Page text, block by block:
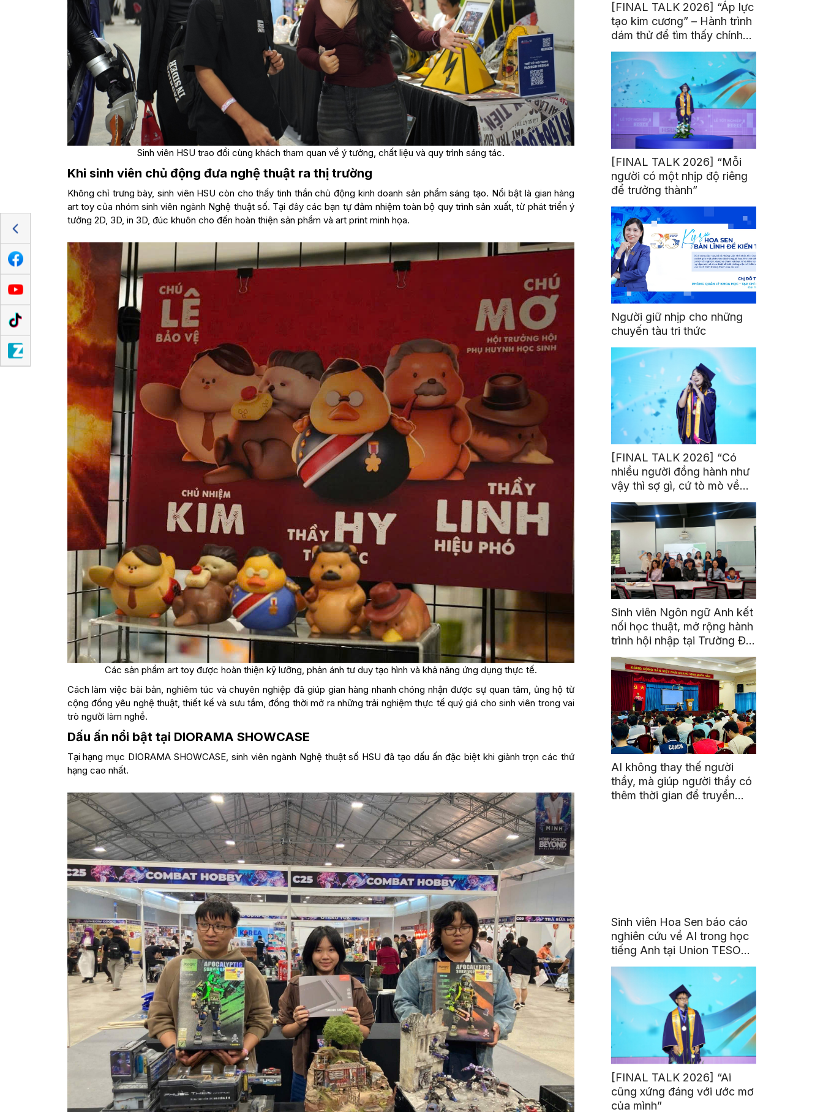
Sinh viên HSU trao đổi cùng khách tham quan về ý tưởng, chất liệu và quy trình sáng tác.
Khi sinh viên chủ động đưa nghệ thuật ra thị trường
Không chỉ trưng bày, sinh viên HSU còn cho thấy tinh thần chủ động kinh doanh sản phẩm sáng tạo. Nổi bật là gian hàng
art toy của nhóm sinh viên ngành Nghệ thuật số. Tại đây các bạn tự đảm nhiệm toàn bộ quy trình sản xuất, từ phát triển ý
tưởng 2D, 3D, in 3D, đúc khuôn cho đến hoàn thiện sản phẩm và art print minh họa.
Các sản phẩm art toy được hoàn thiện kỹ lưỡng, phản ánh tư duy tạo hình và khả năng ứng dụng thực tế.
Cách làm việc bài bản, nghiêm túc và chuyên nghiệp đã giúp gian hàng nhanh chóng nhận được sự quan tâm, ủng hộ từ
cộng đồng yêu nghệ thuật, thiết kế và sưu tầm, đồng thời mở ra những trải nghiệm thực tế quý giá cho sinh viên trong vai
trò người làm nghề.
Dấu ấn nổi bật tại DIORAMA SHOWCASE
Tại hạng mục DIORAMA SHOWCASE, sinh viên ngành Nghệ thuật số HSU đã tạo dấu ấn đặc biệt khi giành trọn các thứ
hạng cao nhất.
[FINAL TALK 2026] “Áp lực
tạo kim cương” – Hành trình
dám thử để tìm thấy chính
mình
[FINAL TALK 2026] “Mỗi
người có một nhịp độ riêng
để trưởng thành”
Người giữ nhịp cho những
chuyến tàu tri thức
[FINAL TALK 2026] “Có
nhiều người đồng hành như
vậy thì sợ gì, cứ tò mò về
thế giới thôi”
Sinh viên Ngôn ngữ Anh kết
nối học thuật, mở rộng hành
trình hội nhập tại Trường Đại
học Quốc gia Malaysia
AI không thay thế người
thầy, mà giúp người thầy có
thêm thời gian để truyền
Sinh viên Hoa Sen báo cáo
nghiên cứu về AI trong học
tiếng Anh tại Union TESOL
2026 ở Singapore
[FINAL TALK 2026] “Ai
cũng xứng đáng với ước mơ
của mình”